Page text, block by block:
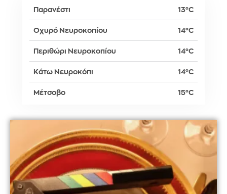
Παρανέστι 13°C
Οχυρό Νευροκοπίου 14°C
Περιθώρι Νευροκοπίου 14°C
Κάτω Νευροκόπι 14°C
Μέτσοβο 15°C